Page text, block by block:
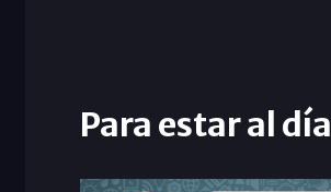
Para estar al día